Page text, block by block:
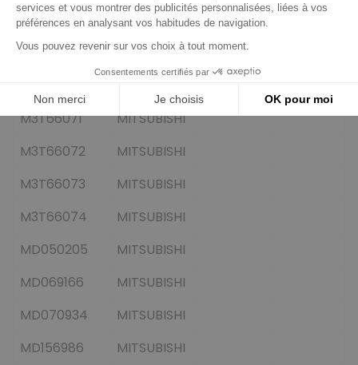
M2T62971
MITSUBISHI
M2T63071
MITSUBISHI
M3T66071
MITSUBISHI
M3T66072
MITSUBISHI
M3T66073
MITSUBISHI
M3T66074
MITSUBISHI
MD050205
MITSUBISHI
MD069166
MITSUBISHI
MD070934
MITSUBISHI
MD156986
MITSUBISHI